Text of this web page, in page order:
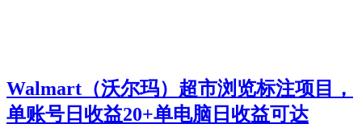
Walmart（沃尔玛）超市浏览标注项目，
单账号日收益20+单电脑日收益可达